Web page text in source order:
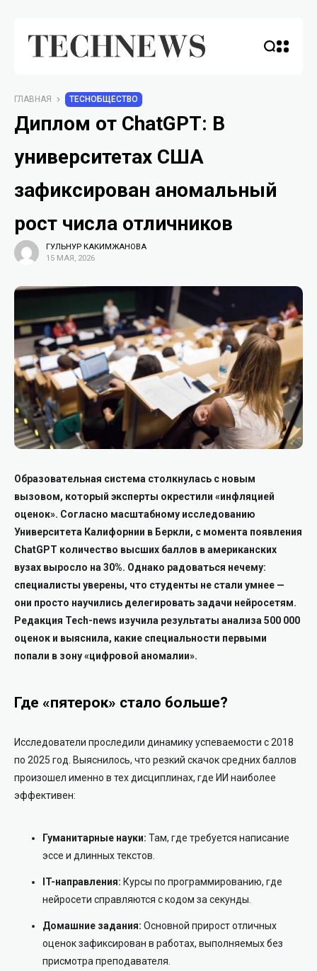
ГЛАВНАЯ TECHОБЩЕСТВО
Диплом от ChatGPT: В
университетах США
зафиксирован аномальный
рост числа отличников
ГУЛЬНУР КАКИМЖАНОВА
15 МАЯ, 2026
Образовательная система столкнулась с новым
вызовом, который эксперты окрестили «инфляцией
оценок». Согласно масштабному исследованию
Университета Калифорнии в Беркли, с момента появления
ChatGPT количество высших баллов в американских
вузах выросло на 30%. Однако радоваться нечему:
специалисты уверены, что студенты не стали умнее —
они просто научились делегировать задачи нейросетям.
Редакция Tech-news изучила результаты анализа 500 000
оценок и выяснила, какие специальности первыми
попали в зону «цифровой аномалии».
Где «пятерок» стало больше?
Исследователи проследили динамику успеваемости с 2018
по 2025 год. Выяснилось, что резкий скачок средних баллов
произошел именно в тех дисциплинах, где ИИ наиболее
эффективен:
Гуманитарные науки: Там, где требуется написание
эссе и длинных текстов.
IT-направления: Курсы по программированию, где
нейросети справляются с кодом за секунды.
Домашние задания: Основной прирост отличных
оценок зафиксирован в работах, выполняемых без
присмотра преподавателя.